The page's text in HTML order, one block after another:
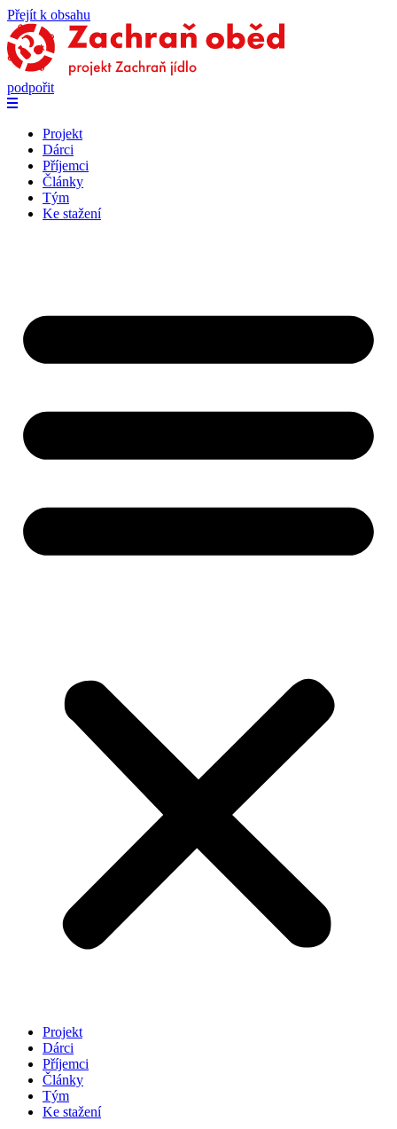
Přejít k obsahu
podpořit
Projekt
Dárci
Příjemci
Články
Tým
Ke stažení
Projekt
Dárci
Příjemci
Články
Tým
Ke stažení